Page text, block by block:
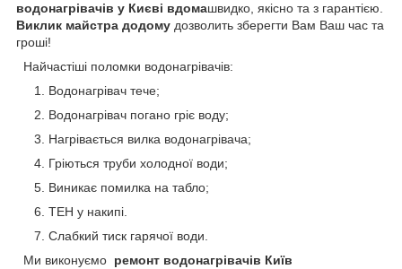
водонагрівачів у Києві вдомашвидко, якісно та з гарантією.
Виклик майстра додому дозволить зберегти Вам Ваш час та
гроші!
Найчастіші поломки водонагрівачів:
Водонагрівач тече;
Водонагрівач погано гріє воду;
Нагрівається вилка водонагрівача;
Гріються труби холодної води;
Виникає помилка на табло;
ТЕН у накипі.
Слабкий тиск гарячої води.
Ми виконуємо ремонт водонагрівачів Київ